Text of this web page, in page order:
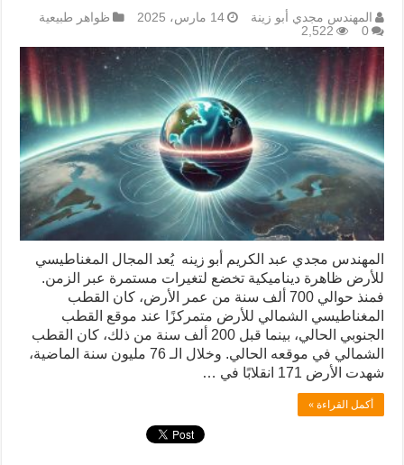
المهندس مجدي أبو زينة 14 مارس، 2025
ظواهر طبيعية
0
2,522
المهندس مجدي عبد الكريم أبو زينه يُعد المجال المغناطيسي
للأرض ظاهرة ديناميكية تخضع لتغيرات مستمرة عبر الزمن.
فمنذ حوالي 700 ألف سنة من عمر الأرض، كان القطب
المغناطيسي الشمالي للأرض متمركزًا عند موقع القطب
الجنوبي الحالي، بينما قبل 200 ألف سنة من ذلك، كان القطب
الشمالي في موقعه الحالي. وخلال الـ 76 مليون سنة الماضية،
شهدت الأرض 171 انقلابًا في …
أكمل القراءة »